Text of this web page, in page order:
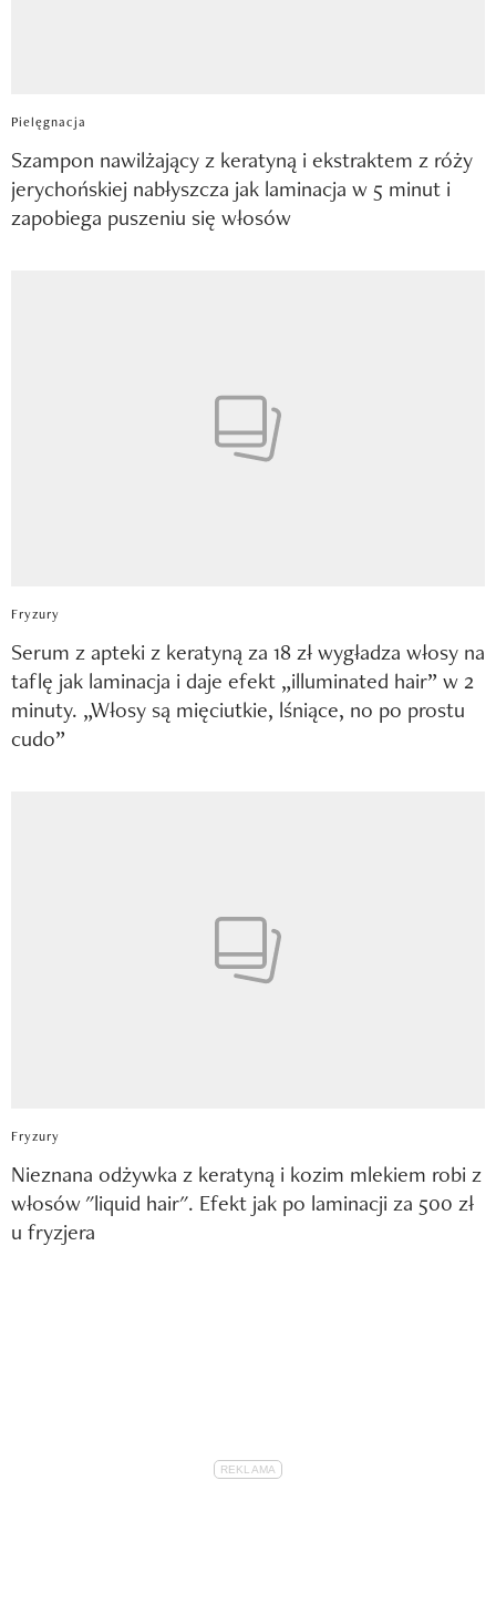
Pielęgnacja
Szampon nawilżający z keratyną i ekstraktem z róży
jerychońskiej nabłyszcza jak laminacja w 5 minut i
zapobiega puszeniu się włosów
Fryzury
Serum z apteki z keratyną za 18 zł wygładza włosy na
taflę jak laminacja i daje efekt „illuminated hair” w 2
minuty. „Włosy są mięciutkie, lśniące, no po prostu
cudo”
Fryzury
Nieznana odżywka z keratyną i kozim mlekiem robi z
włosów "liquid hair". Efekt jak po laminacji za 500 zł
u fryzjera